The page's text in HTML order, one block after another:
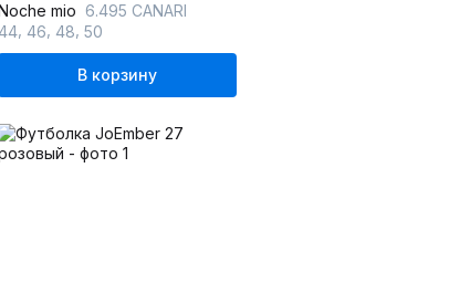
mio 6.495 CANARI
46 48 50
В корзину